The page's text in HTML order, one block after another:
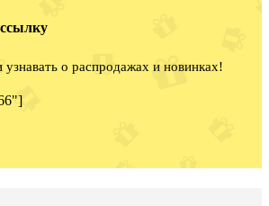
о распродажах и новинках!